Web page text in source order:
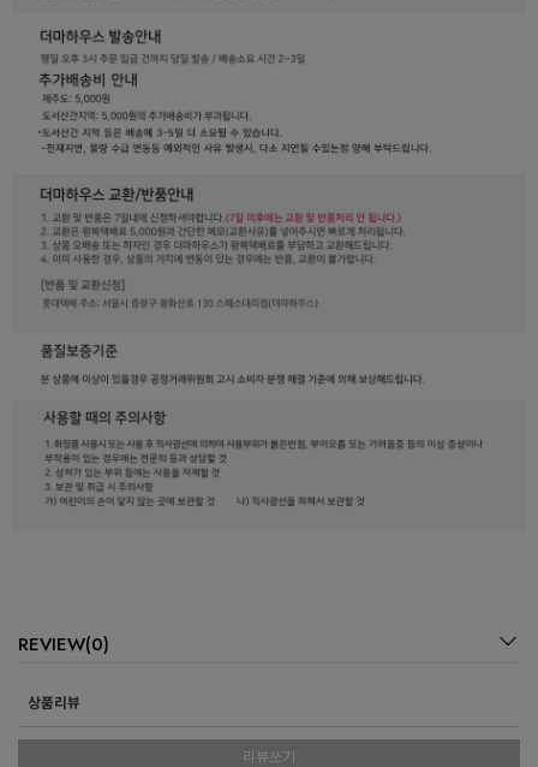
REVIEW(0)
상품리뷰
리뷰쓰기